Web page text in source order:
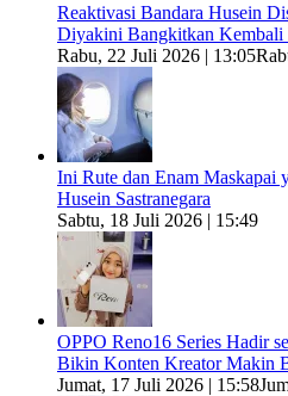
Reaktivasi Bandara Husein
Diyakini Bangkitkan Kembali
Rabu, 22 Juli 2026 | 13:05
Ini Rute dan Enam Maskapai
Husein Sastranegara
Sabtu, 18 Juli 2026 | 15:49
OPPO Reno16 Series Hadir
Bikin Konten Kreator Makin
Jumat, 17 Juli 2026 | 15:58